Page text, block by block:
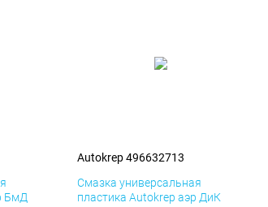
БмД
Autokrep 496632713
Смазка универсальная
пластика Autokrep аэр ДиК